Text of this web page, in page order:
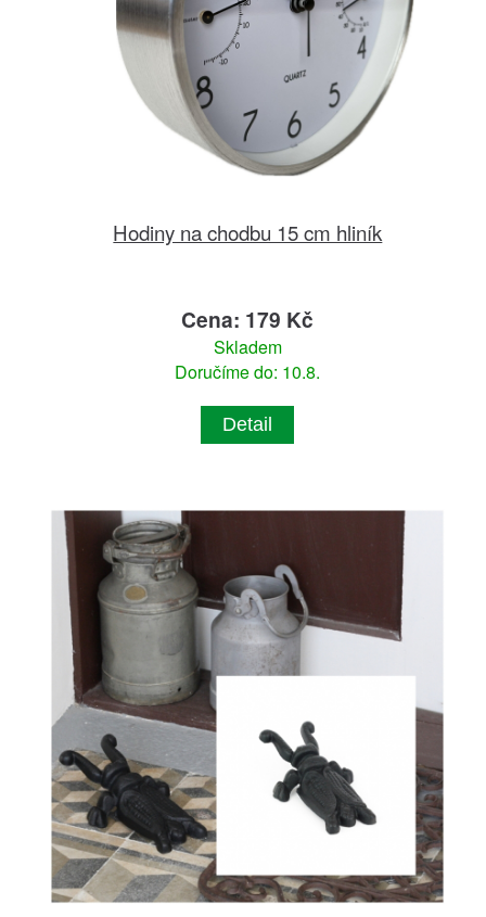
Hodiny na chodbu 15 cm hliník
Cena: 179 Kč
Skladem
Doručíme do: 10.8.
Detail